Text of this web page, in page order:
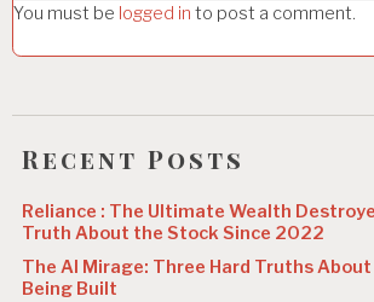
a
t
i
o
You must be logged in to post a comment.
Recent Posts
Reliance : The Ultimate Wealth
Truth About the Stock Since 2022
The AI Mirage: Three Hard Truths About
Being Built